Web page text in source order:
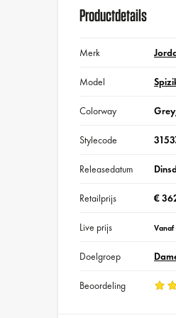
Productdetails
Merk
Model
Colorway
Stylecode
Releasedatum
Retailprijs €
Live prijs Vanaf
Doelgroep
Beoordeling